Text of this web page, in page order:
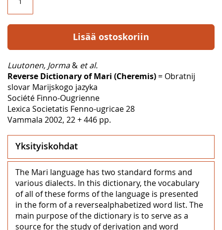
Lisää ostoskoriin
Luutonen, Jorma& et al.
Reverse Dictionary of Mari (Cheremis) = Obratnij
slovar Marijskogo jazyka
Société Finno-Ougrienne
Lexica Societatis Fenno-ugricae 28
Vammala 2002, 22 + 446 pp.
Yksityiskohdat
The Mari language has two standard forms and
various dialects. In this dictionary, the vocabulary
of all of these forms of the language is presented
in the form of a reversealphabetized word list. The
main purpose of the dictionary is to serve as a
source for the study of derivation and word